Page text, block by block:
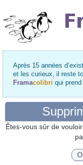
Après 15 années
et les curieux, il reste
Framacolibri qui
Êtes-vous sûr de